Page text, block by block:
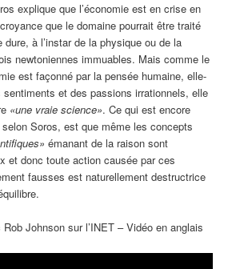
explique que l’économie est en crise en
que le domaine pourrait être traité
à l’instar de la physique ou de la
newtoniennes immuables. Mais comme le
est façonné par la pensée humaine, elle-
sentiments et des passions irrationnels, elle
«une vraie science». Ce qui est encore
Soros, est que même les concepts
émanant de la raison sont
et donc toute action causée par ces
fausses est naturellement destructrice
Johnson sur l’INET – Vidéo en anglais